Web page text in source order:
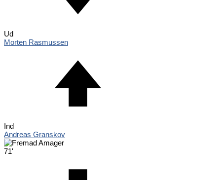
Ud
Morten Rasmussen
Ind
Andreas Granskov
71'